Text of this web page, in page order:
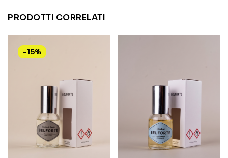
PRODOTTI CORRELATI
-15%